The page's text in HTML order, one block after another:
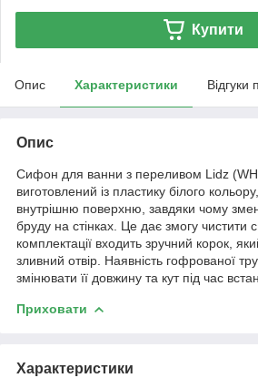
Купити
Опис Характеристики Відгуки
Опис
Сифон для ванни з переливом Lidz
виготовлений із пластику білого
внутрішню поверхню, завдяки чому
бруду на стінках. Це дає змогу чистити
комплектації входить зручний корок,
зливний отвір. Наявність гофрованої
змінювати її довжину та кут під час
Приховати
Характеристики